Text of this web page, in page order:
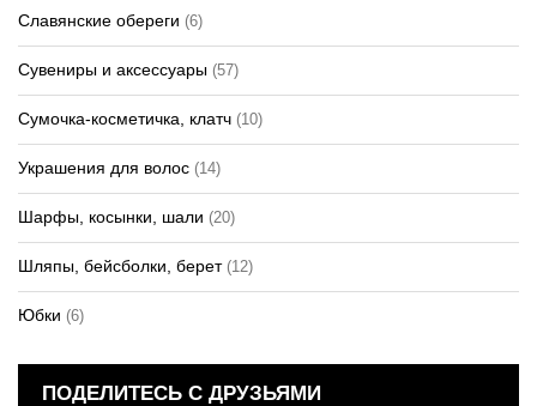
Славянские обереги (6)
Сувениры и аксессуары (57)
Сумочка-косметичка, клатч (10)
Украшения для волос (14)
Шарфы, косынки, шали (20)
Шляпы, бейсболки, берет(12)
Юбки (6)
ПОДЕЛИТЕСЬ С ДРУЗЬЯМИ